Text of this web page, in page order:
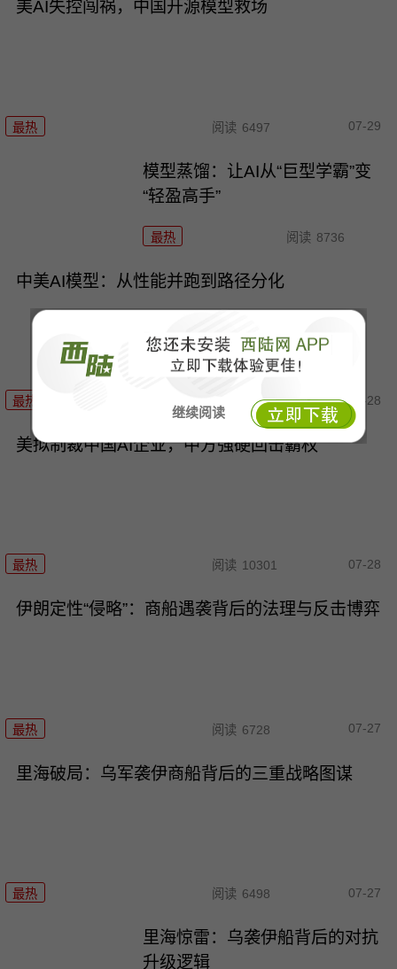
继续阅读
美AI失控闯祸，中国开源模型救场
最热 阅读 6497 07-29
模型蒸馏：让AI从“巨型学霸”变
“轻盈高手”
最热 阅读 8736
中美AI模型：从性能并跑到路径分化
最热 8180 07-28
美拟制裁中国AI企业，中方强硬回击霸权
最热 阅读 10301 07-28
伊朗定性“侵略”：商船遇袭背后的法理与反击博弈
最热 阅读 6728 07-27
里海破局：乌军袭伊商船背后的三重战略图谋
最热 阅读 6498 07-27
里海惊雷：乌袭伊船背后的对抗
升级逻辑